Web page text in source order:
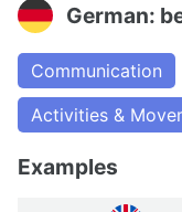
German:
Communication
Activities &
Examples